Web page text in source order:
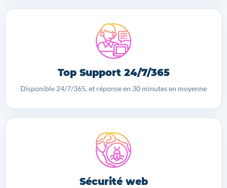
Top Support 24/7/365
Disponible 24/7/365, et réponse en 30 minutes en moyenne
Sécurité web